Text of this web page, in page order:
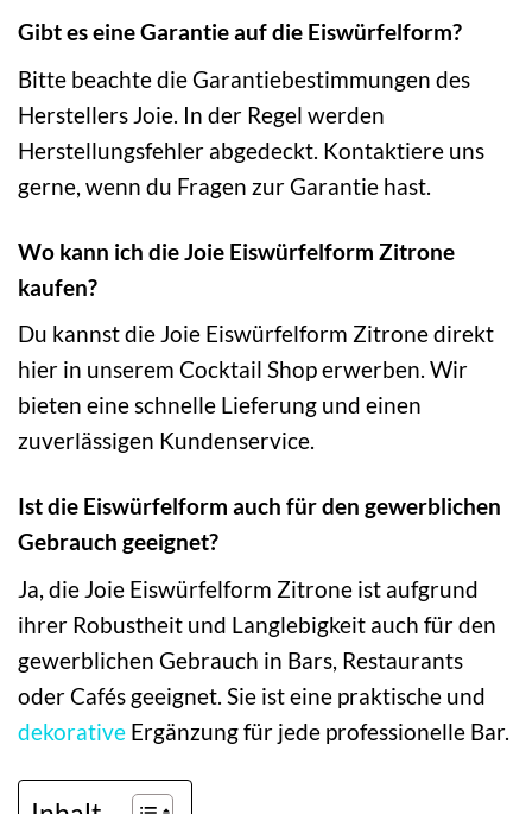
Gibt es eine Garantie auf die Eiswürfelform?
Bitte beachte die Garantiebestimmungen des
Herstellers Joie. In der Regel werden
Herstellungsfehler abgedeckt. Kontaktiere uns
gerne, wenn du Fragen zur Garantie hast.
Wo kann ich die Joie Eiswürfelform Zitrone
kaufen?
Du kannst die Joie Eiswürfelform Zitrone direkt
hier in unserem Cocktail Shop erwerben. Wir
bieten eine schnelle Lieferung und einen
zuverlässigen Kundenservice.
Ist die Eiswürfelform auch für den gewerblichen
Gebrauch geeignet?
Ja, die Joie Eiswürfelform Zitrone ist aufgrund
ihrer Robustheit und Langlebigkeit auch für den
gewerblichen Gebrauch in Bars, Restaurants
oder Cafés geeignet. Sie ist eine praktische und
dekorative Ergänzung für jede professionelle Bar.